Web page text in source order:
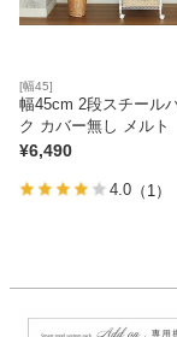
ソファ
テレビ台・
ダイニン
[幅45]
幅45cm 2段スチール
ク カバー無し メルト
¥6,490
4.0 （1）